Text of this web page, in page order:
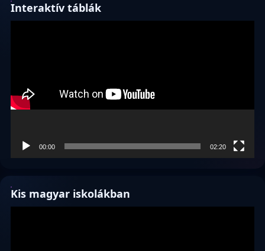
Interaktív táblák
00:00 02:20
Kis magyar iskolákban